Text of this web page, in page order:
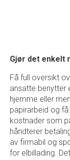
Gjør det enkelt
Få full oversikt
ansatte benytter
hjemme eller
papirarbeid og
kostnader som
håndterer
av firmabil og
for elbillading.